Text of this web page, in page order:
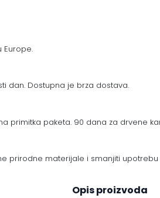
Europe.
dan. Dostupna je brza dostava.
primitka paketa. 90 dana za drvene
prirodne materijale i smanjiti upotrebu
Opis proizvoda